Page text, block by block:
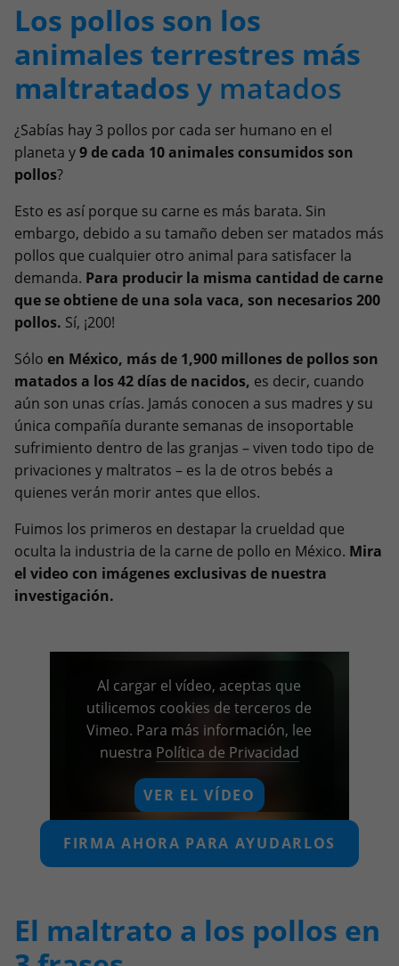
Los pollos son los
animales terrestres más
maltratados y matados
¿Sabías hay 3 pollos por cada ser humano en el
planeta y9 de cada 10 animales consumidos son
pollos?
Esto es así porque su carne es más barata. Sin
embargo, debido a su tamaño deben ser matados más
pollos que cualquier otro animal para satisfacer la
demanda. Para producir la misma cantidad de carne
que se obtiene de una sola vaca, son necesarios 200
pollos. Sí, ¡200!
Sólo en México, más de 1,900 millones de pollos son
matados a los 42 días de nacidos, es decir, cuando
aún son unas crías. Jamás conocen a sus madres y su
única compañía durante semanas de insoportable
sufrimiento dentro de las granjas – viven todo tipo de
privaciones y maltratos – es la de otros bebés a
quienes verán morir antes que ellos.
Fuimos los primeros en destapar la crueldad que
oculta la industria de la carne de pollo en México. Mira
el video con imágenes exclusivas de nuestra
investigación.
Al cargar el vídeo, aceptas que
utilicemos cookies de terceros de
Vimeo. Para más información, lee
nuestra Política de Privacidad
VER EL VÍDEO
Recordar mi decisión
FIRMA AHORA PARA AYUDARLOS
El maltrato a los pollos en